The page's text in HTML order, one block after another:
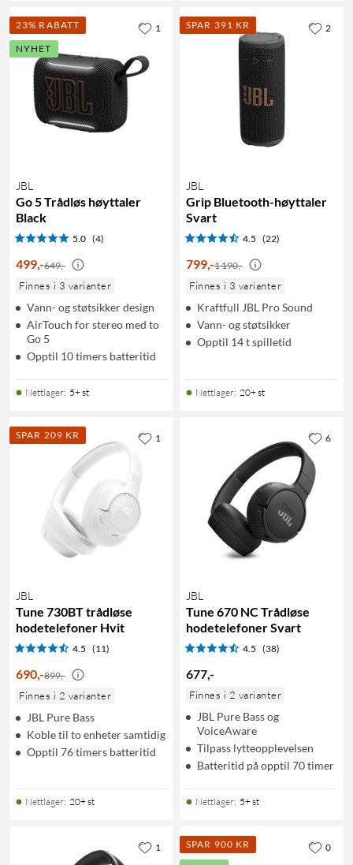
23% RABATT
NYHET
JBL
Go 5 Trådløs høyttaler
Black
5.0 (4)
499,-649,-
Finnes i 3 varianter
Vann- og støtsikker design
AirTouch for stereo med to
Go 5
Opptil 10 timers batteritid
Nettlager: 5+ st
1 SPAR 391 KR
JBL
Grip Bluetooth-høyttaler
Svart
4.5 (22)
799,-1 190,-
Finnes i 3 varianter
Kraftfull JBL Pro Sound
Vann- og støtsikker
Opptil 14 t spilletid
Nettlager: 20+ st
2
SPAR 209 KR
JBL
Tune 730BT trådløse
hodetelefoner Hvit
4.5 (11)
690,-899,-
Finnes i 2 varianter
JBL Pure Bass
Koble til to enheter samtidig
Opptil 76 timers batteritid
Nettlager: 20+ st
1
JBL
Tune 670 NC Trådløse
hodetelefoner Svart
4.5 (38)
677,-
Finnes i 2 varianter
JBL Pure Bass og
VoiceAware
Tilpass lytteopplevelsen
Batteritid på opptil 70 timer
Nettlager: 5+ st
6
1
SPAR 900 KR
0